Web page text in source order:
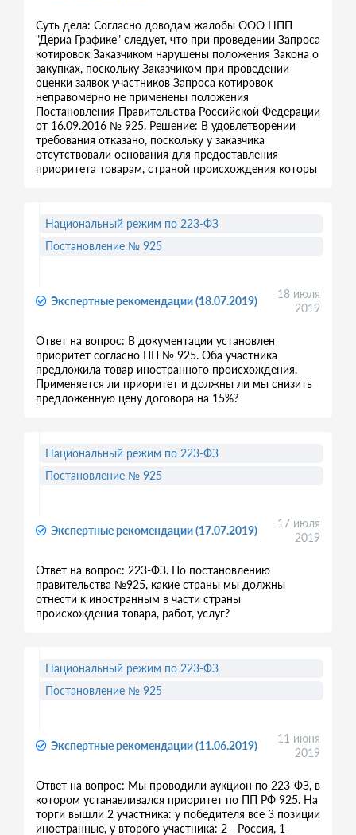
Суть дела: Согласно доводам жалобы ООО НПП
"Дериа Графике" следует, что при проведении Запроса
котировок Заказчиком нарушены положения Закона о
закупках, поскольку Заказчиком при проведении
оценки заявок участников Запроса котировок
неправомерно не применены положения
Постановления Правительства Российской Федерации
от 16.09.2016 № 925. Решение: В удовлетворении
требования отказано, поскольку у заказчика
отсутствовали основания для предоставления
приоритета товарам, страной происхождения которы
Экспертные рекомендации (18.07.2019)
18 июля
2019
Ответ на вопрос: В документации установлен
приоритет согласно ПП № 925. Оба участника
предложила товар иностранного происхождения.
Применяется ли приоритет и должны ли мы снизить
предложенную цену договора на 15%?
Национальный режим по 223-ФЗ
Постановление № 925
Экспертные рекомендации (17.07.2019)
17 июля
2019
Ответ на вопрос: 223-ФЗ. По постановлению
правительства №925, какие страны мы должны
отнести к иностранным в части страны
происхождения товара, работ, услуг?
Национальный режим по 223-ФЗ
Постановление № 925
Экспертные рекомендации (11.06.2019)
11 июня
2019
Ответ на вопрос: Мы проводили аукцион по 223-ФЗ, в
котором устанавливался приоритет по ПП РФ 925. На
торги вышли 2 участника: у победителя все 3 позиции
иностранные, у второго участника: 2 - Россия, 1 -
Национальный режим по 223-ФЗ
Постановление № 925